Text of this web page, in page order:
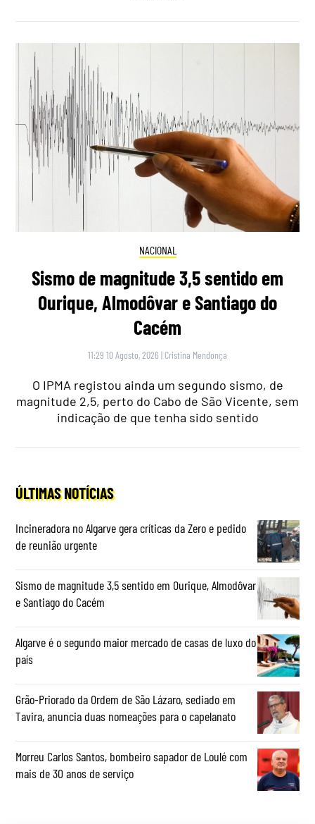
NACIONAL
Sismo de magnitude 3,5 sentido em
Ourique, Almodôvar e Santiago do
Cacém
11:29 10 Agosto, 2026 | Cristina Mendonça
O IPMA registou ainda um segundo sismo, de
magnitude 2,5, perto do Cabo de São Vicente, sem
indicação de que tenha sido sentido
ÚLTIMAS NOTÍCIAS
Incineradora no Algarve gera críticas da Zero e pedido
de reunião urgente
Sismo de magnitude 3,5 sentido em Ourique, Almodôvar
e Santiago do Cacém
Algarve é o segundo maior mercado de casas de luxo do
país
Grão-Priorado da Ordem de São Lázaro, sediado em
Tavira, anuncia duas nomeações para o capelanato
Morreu Carlos Santos, bombeiro sapador de Loulé com
mais de 30 anos de serviço